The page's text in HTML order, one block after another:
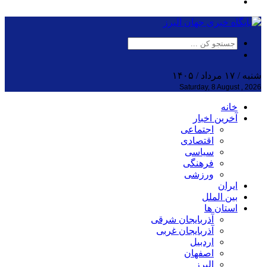
شنبه / ۱۷ مرداد / ۱۴۰۵
Saturday, 8 August , 2026
خانه
آخرین اخبار
اجتماعی
اقتصادی
سیاسی
فرهنگی
ورزشی
ایران
بین الملل
استان ها
آذربایجان شرقی
آذربایجان غربی
اردبیل
اصفهان
البرز